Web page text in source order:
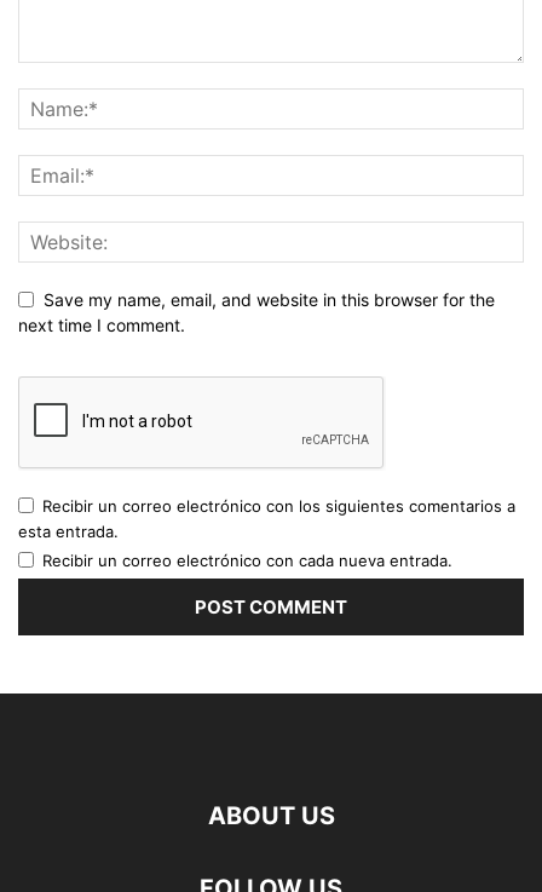
Save my name, email, and website in this browser for the
next time I comment.
Recibir un correo electrónico con los siguientes comentarios a
esta entrada.
Recibir un correo electrónico con cada nueva entrada.
ABOUT US